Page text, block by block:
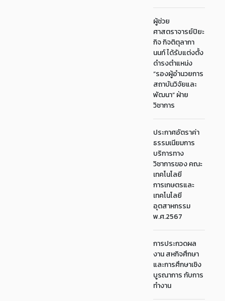
ผู้ช่วย
ศาสตราจารย์ปิยะ
กิจ กิจติตุลากา
นนท์ ได้รับแต่งตั้ง
ดำรงตำแหน่ง
“รองผู้อำนวยการ
สถาบันวิจัยและ
พัฒนา“ ฝ่าย
วิชาการ
ประกาศอัตราค่า
ธรรมเนียมการ
บริการทาง
วิชาการของ คณะ
เทคโนโลยี
การเกษตรและ
เทคโนโลยี
อุตสาหกรรม
พ.ศ.2567
การประกวดผล
งาน สหกิจศึกษา
และการศึกษาเชิง
บูรณาการ กับการ
ทำงาน